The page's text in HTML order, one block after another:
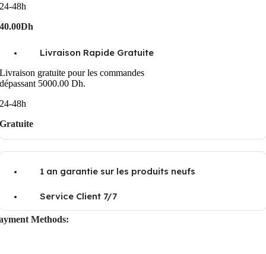
24-48h
40.00Dh
Livraison Rapide Gratuite
Livraison gratuite pour les commandes
dépassant 5000.00 Dh.
24-48h
Gratuite
1 an garantie sur les produits neufs
Service Client 7/7
Methods: